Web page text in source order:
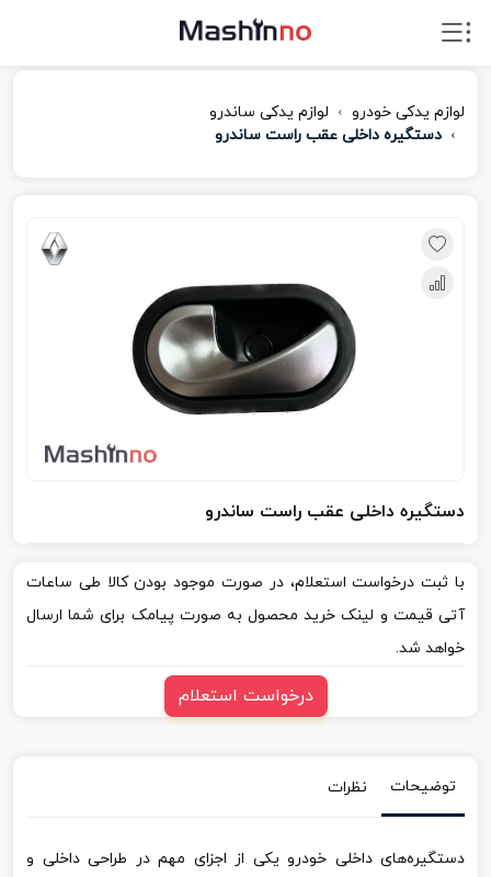
لوازم یدکی خودرو
لوازم یدکی ساندرو
دستگیره داخلی عقب راست ساندرو
دستگیره داخلی عقب راست ساندرو
با ثبت درخواست استعلام، در صورت موجود بودن کالا طی ساعات
آتی قیمت و لینک خرید محصول به صورت پیامک برای شما ارسال
خواهد شد.
درخواست استعلام
توضیحات نظرات
دستگیره‌های داخلی خودرو یکی از اجزای مهم در طراحی داخلی و